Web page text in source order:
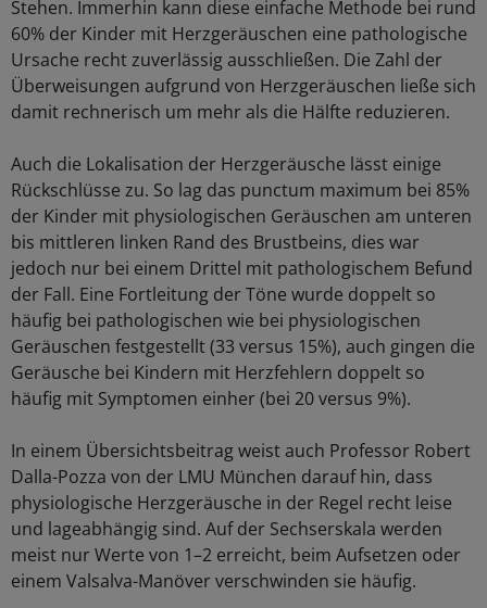
Stehen. Immerhin kann diese einfache Methode bei rund
60% der Kinder mit Herzgeräuschen eine pathologische
Ursache recht zuverlässig ausschließen. Die Zahl der
Überweisungen aufgrund von Herzgeräuschen ließe sich
damit rechnerisch um mehr als die Hälfte reduzieren.
Auch die Lokalisation der Herzgeräusche lässt einige
Rückschlüsse zu. So lag das punctum maximum bei 85%
der Kinder mit physiologischen Geräuschen am unteren
bis mittleren linken Rand des Brustbeins, dies war
jedoch nur bei einem Drittel mit pathologischem Befund
der Fall. Eine Fortleitung der Töne wurde doppelt so
häufig bei pathologischen wie bei physiologischen
Geräuschen festgestellt (33 versus 15%), auch gingen die
Geräusche bei Kindern mit Herzfehlern doppelt so
häufig mit Symptomen einher (bei 20 versus 9%).
In einem Übersichtsbeitrag weist auch Professor Robert
Dalla-Pozza von der LMU München darauf hin, dass
physiologische Herzgeräusche in der Regel recht leise
und lageabhängig sind. Auf der Sechserskala werden
meist nur Werte von 1–2 erreicht, beim Aufsetzen oder
einem Valsalva-Manöver verschwinden sie häufig.